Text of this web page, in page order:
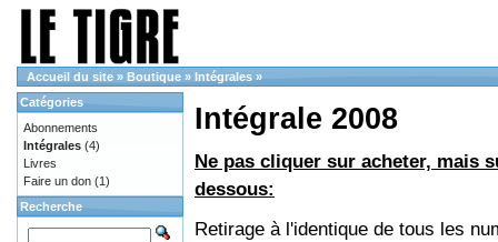
Accueil du site » Boutique » Intégrales »
Intégrale 2008
Ne pas cliquer sur acheter, mais
dessous:
Retirage à l'identique de tous les
Catégories
Abonnements
Intégrales (4)
Livres
Faire un don (1)
Recherche